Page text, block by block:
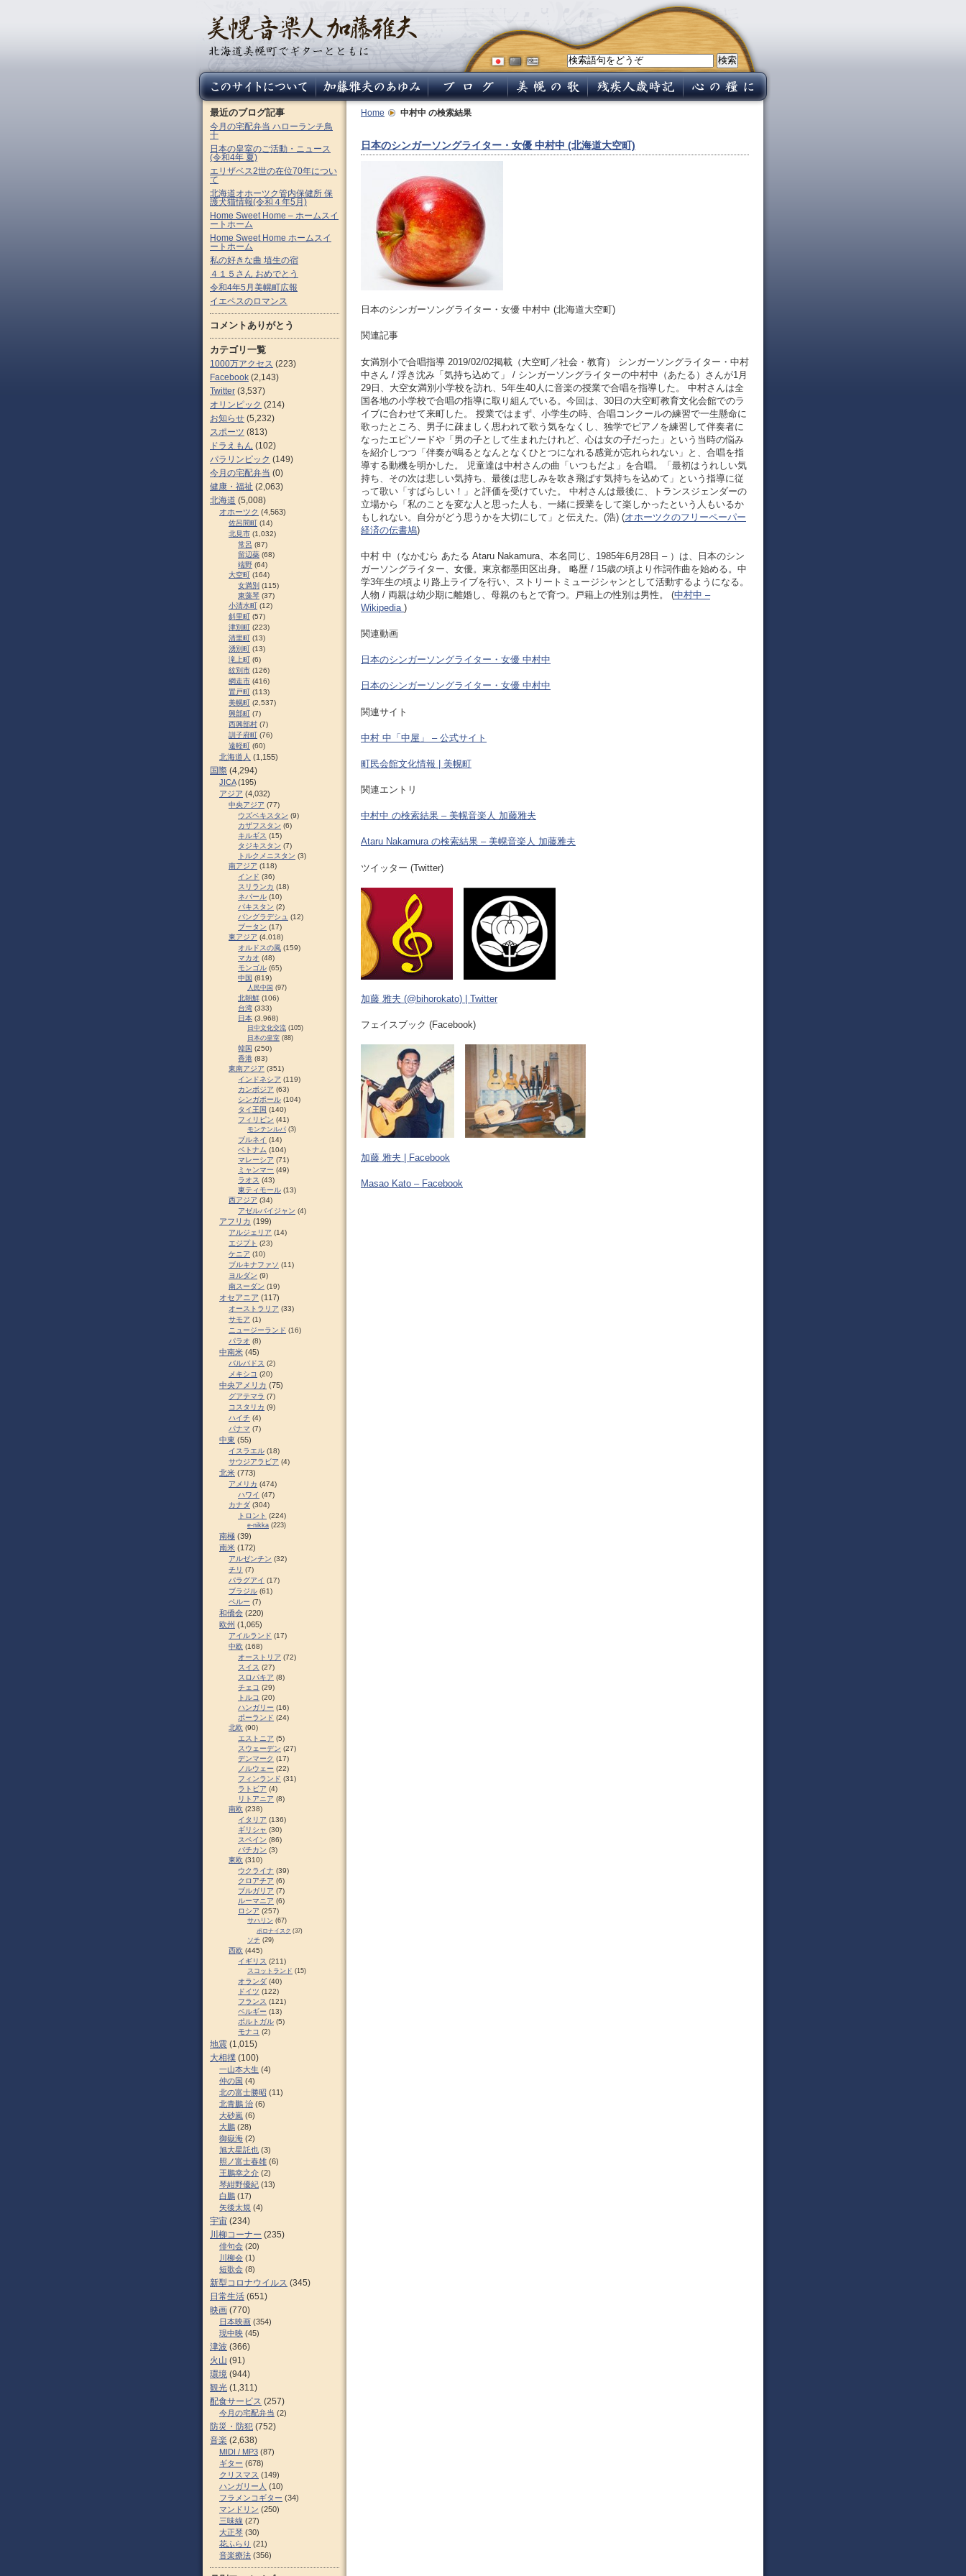
Home 中村中 の検索結果
日本のシンガーソングライター・女優 中村中 (北海道大空町)
日本のシンガーソングライター・女優 中村中 (北海道大空町)
関連記事
女満別小で合唱指導 2019/02/02掲載（大空町／社会・教育） シンガーソングライター・中村
中さん / 浮き沈み「気持ち込めて」 / シンガーソングライターの中村中（あたる）さんが1月
29日、大空女満別小学校を訪れ、5年生40人に音楽の授業で合唱を指導した。 中村さんは全
国各地の小学校で合唱の指導に取り組んでいる。今回は、30日の大空町教育文化会館でのラ
イブに合わせて来町した。 授業ではまず、小学生の時、合唱コンクールの練習で一生懸命に
歌ったところ、男子に疎ましく思われて歌う気をなくし、独学でピアノを練習して伴奏者に
なったエピソードや「男の子として生まれたけれど、心は女の子だった」という当時の悩み
を紹介しつつ「伴奏が鳴るとなんとなくひとつになれる感覚が忘れられない」と、合唱を指
導する動機を明かした。 児童達は中村さんの曲「いつもだよ」を合唱。「最初はうれしい気
持ち、その次は悲しい気持ち、最後は悲しみを吹き飛ばす気持ちを込めて」という指導に従
って歌い「すばらしい！」と評価を受けていた。 中村さんは最後に、トランスジェンダーの
立場から「私のことを変な人と思った人も、一緒に授業をして楽しかったという人もいるか
もしれない。自分がどう思うかを大切にして」と伝えた。(浩) (オホーツクのフリーペーパー
経済の伝書鳩)
中村 中（なかむら あたる Ataru Nakamura、本名同じ、1985年6月28日 – ）は、日本のシン
ガーソングライター、女優。東京都墨田区出身。 略歴 / 15歳の頃より作詞作曲を始める。中
学3年生の頃より路上ライブを行い、ストリートミュージシャンとして活動するようになる。
人物 / 両親は幼少期に離婚し、母親のもとで育つ。戸籍上の性別は男性。 (中村中 –
Wikipedia )
関連動画
日本のシンガーソングライター・女優 中村中
日本のシンガーソングライター・女優 中村中
関連サイト
中村 中「中屋」 – 公式サイト
町民会館文化情報 | 美幌町
関連エントリ
中村中 の検索結果 – 美幌音楽人 加藤雅夫
Ataru Nakamura の検索結果 – 美幌音楽人 加藤雅夫
ツイッター (Twitter)
加藤 雅夫 (@bihorokato) | Twitter
フェイスブック (Facebook)
加藤 雅夫 | Facebook
Masao Kato – Facebook
最近のブログ記事
今月の宅配弁当 ハローランチ鳥
十
日本の皇室のご活動・ニュース
(令和4年 夏)
エリザベス2世の在位70年につい
て
北海道オホーツク管内保健所 保
護犬猫情報(令和４年5月)
Home Sweet Home – ホームスイ
ートホーム
Home Sweet Home ホームスイ
ートホーム
私の好きな曲 埴生の宿
４１５さん おめでとう
令和4年5月美幌町広報
イエペスのロマンス
コメントありがとう
カテゴリ一覧
1000万アクセス (223)
Facebook (2,143)
Twitter (3,537)
オリンピック (214)
お知らせ (5,232)
スポーツ (813)
ドラえもん (102)
パラリンピック (149)
今月の宅配弁当 (0)
健康・福祉 (2,063)
北海道 (5,008)
オホーツク (4,563)
佐呂間町 (14)
北見市 (1,032)
常呂 (87)
留辺蘂 (68)
端野 (64)
大空町 (164)
女満別 (115)
東藻琴 (37)
小清水町 (12)
斜里町 (57)
津別町 (223)
清里町 (13)
湧別町 (13)
滝上町 (6)
紋別市 (126)
網走市 (416)
置戸町 (113)
美幌町 (2,537)
興部町 (7)
西興部村 (7)
訓子府町 (76)
遠軽町 (60)
北海道人 (1,155)
国際 (4,294)
JICA(195)
アジア (4,032)
中央アジア (77)
ウズベキスタン (9)
カザフスタン (6)
キルギス (15)
タジキスタン (7)
トルクメニスタン (3)
南アジア (118)
インド (36)
スリランカ (18)
ネパール (10)
パキスタン (2)
バングラデシュ (12)
ブータン (17)
東アジア (4,018)
オルドスの風 (159)
マカオ (48)
モンゴル (65)
中国 (819)
人民中国 (97)
北朝鮮 (106)
台湾 (333)
日本 (3,968)
日中文化交流 (105)
日本の皇室 (88)
韓国 (250)
香港 (83)
東南アジア (351)
インドネシア (119)
カンボジア (63)
シンガポール (104)
タイ王国 (140)
フィリピン (41)
モンテンルパ (3)
ブルネイ (14)
ベトナム (104)
マレーシア (71)
ミャンマー (49)
ラオス (43)
東ティモール (13)
西アジア (34)
アゼルバイジャン (4)
アフリカ (199)
アルジェリア (14)
エジプト (23)
ケニア (10)
ブルキナファソ (11)
ヨルダン (9)
南スーダン (19)
オセアニア (117)
オーストラリア (33)
サモア (1)
ニュージーランド (16)
パラオ (8)
中南米 (45)
バルバドス (2)
メキシコ (20)
中央アメリカ (75)
グアテマラ (7)
コスタリカ (9)
ハイチ (4)
パナマ (7)
中東 (55)
イスラエル (18)
サウジアラビア (4)
北米 (773)
アメリカ (474)
ハワイ (47)
カナダ (304)
トロント (224)
e-nikka (223)
南極 (39)
南米 (172)
アルゼンチン (32)
チリ (7)
パラグアイ (17)
ブラジル (61)
ペルー (7)
和僑会 (220)
欧州 (1,065)
アイルランド (17)
中欧 (168)
オーストリア (72)
スイス (27)
スロパキア (8)
チェコ (29)
トルコ (20)
ハンガリー (16)
ポーランド (24)
北欧 (90)
エストニア (5)
スウェーデン (27)
デンマーク (17)
ノルウェー (22)
フィンランド (31)
ラトビア (4)
リトアニア (8)
南欧 (238)
イタリア (136)
ギリシャ (30)
スペイン (86)
バチカン (3)
東欧 (310)
ウクライナ (39)
クロアチア (6)
ブルガリア (7)
ルーマニア (6)
ロシア (257)
サハリン (67)
ポロナイスク (37)
ソチ (29)
西欧 (445)
イギリス (211)
スコットランド (15)
オランダ (40)
ドイツ (122)
フランス (121)
ベルギー (13)
ポルトガル (5)
モナコ (2)
地震 (1,015)
大相撲 (100)
一山本大生 (4)
仲の国 (4)
北の富士勝昭 (11)
北青鵬 治 (6)
大砂嵐 (6)
大鵬 (28)
御嶽海 (2)
旭大星託也 (3)
照ノ富士春雄 (6)
王鵬幸之介 (2)
琴紺野優紀 (13)
白鵬 (17)
矢後太規 (4)
宇宙 (234)
川柳コーナー (235)
俳句会 (20)
川柳会 (1)
短歌会 (8)
新型コロナウイルス (345)
日常生活 (651)
映画 (770)
日本映画 (354)
現中映 (45)
津波 (366)
火山 (91)
環境 (944)
観光 (1,311)
配食サービス (257)
今月の宅配弁当 (2)
防災・防犯 (752)
音楽 (2,638)
MIDI / MP3 (87)
ギター (678)
クリスマス (149)
ハンガリー人 (10)
フラメンコギター (34)
マンドリン (250)
三味線 (27)
大正琴 (30)
花ふらり (21)
音楽療法 (356)